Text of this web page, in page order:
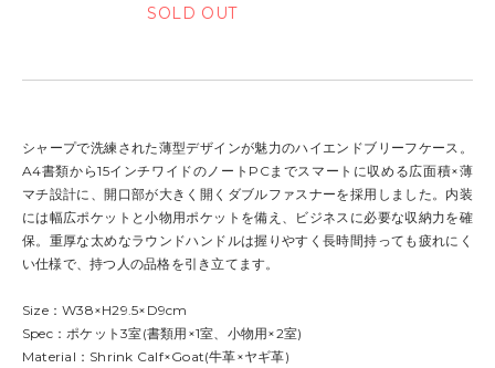
シャープで洗練された薄型デザインが魅力のハイエンドブリーフケース。
A4書類から15インチワイドのノートPCまでスマートに収める広面積×薄
マチ設計に、開口部が大きく開くダブルファスナーを採用しました。内装
には幅広ポケットと小物用ポケットを備え、ビジネスに必要な収納力を確
保。重厚な太めなラウンドハンドルは握りやすく長時間持っても疲れにく
い仕様で、持つ人の品格を引き立てます。
Size：W38×H29.5×D9cm
Spec：ポケット3室(書類用×1室、小物用×2室)
Material：Shrink Calf×Goat(牛革×ヤギ革)